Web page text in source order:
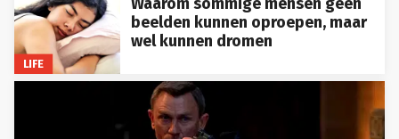
LIFE
beelden kunnen oproepen, maar
wel kunnen dromen